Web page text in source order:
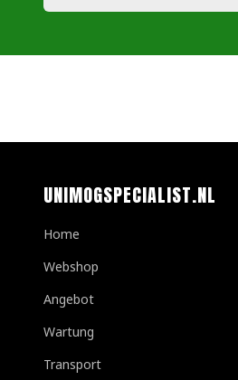
UNIMOGSPECIALIST.NL
Home
Webshop
Angebot
Wartung
Transport